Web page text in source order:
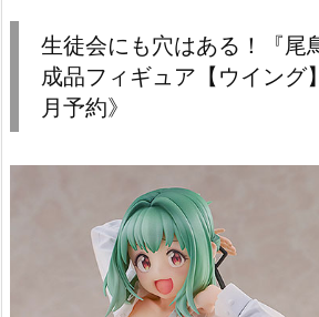
生徒会にも穴はある！『尾
成品フィギュア【ウイング
月予約》